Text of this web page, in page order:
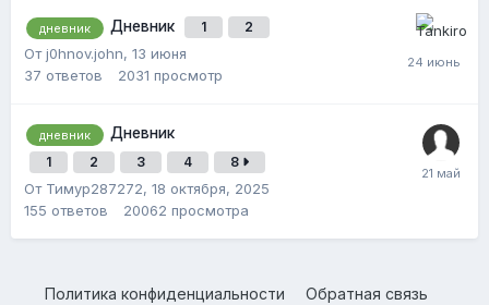
дневник Дневник 1 2
От j0hnov.john, 13 июня
37 ответов 2031 просмотр
дневник Дневник
1 2 3 4 8
От Тимур287272, 18 октября, 2025
155 ответов 20062 просмотра
Политика конфиденциальности Обратная связь